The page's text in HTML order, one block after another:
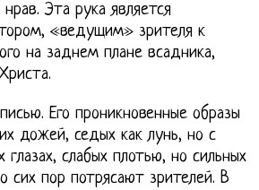
Эта рука является
«ведущим» зрителя к
на заднем плане всадника,
Его проникновенные образы
дожей, седых как лунь, но с
глазах, слабых плотью, но сильных
сих пор потрясают зрителей. В